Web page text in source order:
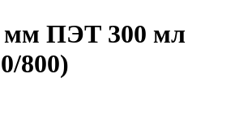
мм ПЭТ 300 мл
800)